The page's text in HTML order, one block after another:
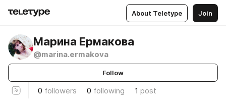
About Teletype Join
Марина Ермакова
@marina.ermakova
Follow
0 followers 0 following 1 post